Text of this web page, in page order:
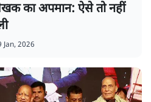
लेखक का अपमान: ऐसे तो नहीं
Jan, 2026